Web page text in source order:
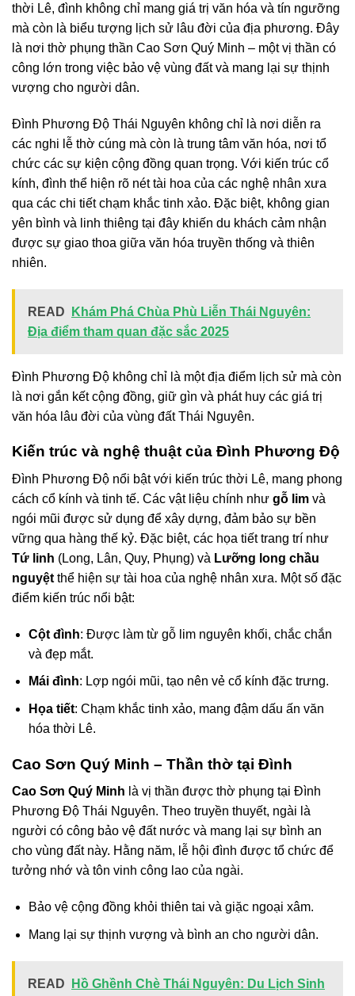
thời Lê, đình không chỉ mang giá trị văn hóa và tín ngưỡng
mà còn là biểu tượng lịch sử lâu đời của địa phương. Đây
là nơi thờ phụng thần Cao Sơn Quý Minh – một vị thần có
công lớn trong việc bảo vệ vùng đất và mang lại sự thịnh
vượng cho người dân.
Đình Phương Độ Thái Nguyên không chỉ là nơi diễn ra
các nghi lễ thờ cúng mà còn là trung tâm văn hóa, nơi tổ
chức các sự kiện cộng đồng quan trọng. Với kiến trúc cổ
kính, đình thể hiện rõ nét tài hoa của các nghệ nhân xưa
qua các chi tiết chạm khắc tinh xảo. Đặc biệt, không gian
yên bình và linh thiêng tại đây khiến du khách cảm nhận
được sự giao thoa giữa văn hóa truyền thống và thiên
nhiên.
READ
Khám Phá Chùa Phù Liễn Thái Nguyên:
Địa điểm tham quan đặc sắc 2025
Đình Phương Độ không chỉ là một địa điểm lịch sử mà còn
là nơi gắn kết cộng đồng, giữ gìn và phát huy các giá trị
văn hóa lâu đời của vùng đất Thái Nguyên.
Kiến trúc và nghệ thuật của Đình Phương Độ
Đình Phương Độ nổi bật với kiến trúc thời Lê, mang phong
cách cổ kính và tinh tế. Các vật liệu chính như gỗ lim và
ngói mũi được sử dụng để xây dựng, đảm bảo sự bền
vững qua hàng thế kỷ. Đặc biệt, các họa tiết trang trí như
Tứ linh (Long, Lân, Quy, Phụng) và Lưỡng long chầu
nguyệt thể hiện sự tài hoa của nghệ nhân xưa. Một số đặc
điểm kiến trúc nổi bật:
Cột đình: Được làm từ gỗ lim nguyên khối, chắc chắn
và đẹp mắt.
Mái đình: Lợp ngói mũi, tạo nên vẻ cổ kính đặc trưng.
Họa tiết: Chạm khắc tinh xảo, mang đậm dấu ấn văn
hóa thời Lê.
Cao Sơn Quý Minh – Thần thờ tại Đình
Cao Sơn Quý Minh là vị thần được thờ phụng tại Đình
Phương Độ Thái Nguyên. Theo truyền thuyết, ngài là
người có công bảo vệ đất nước và mang lại sự bình an
cho vùng đất này. Hằng năm, lễ hội đình được tổ chức để
tưởng nhớ và tôn vinh công lao của ngài.
Bảo vệ cộng đồng khỏi thiên tai và giặc ngoại xâm.
Mang lại sự thịnh vượng và bình an cho người dân.
READ Hồ Ghềnh Chè Thái Nguyên: Du Lịch Sinh